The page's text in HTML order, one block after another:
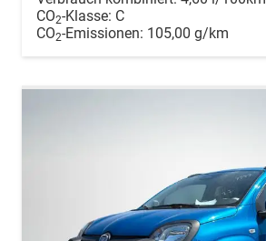
CO2-Klasse: C
CO2-Emissionen: 105,00 g/km